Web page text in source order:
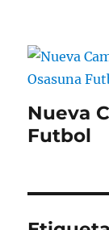
Nueva
Futbol